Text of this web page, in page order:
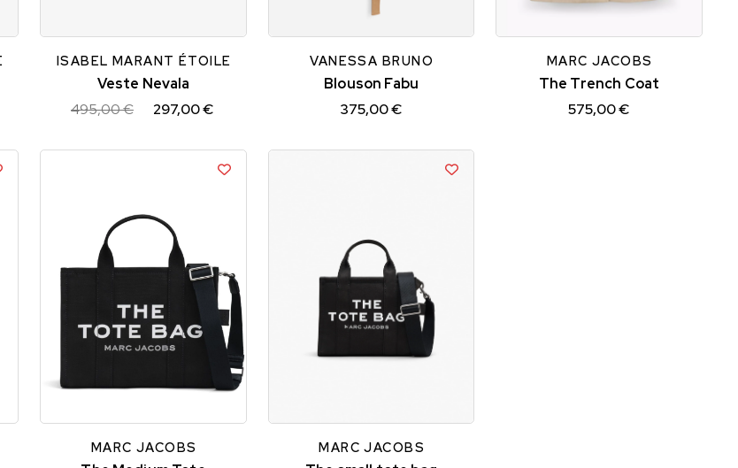
ISABEL MARANT ÉTOILE
Veste Nevala
495,00 €
297,00 €
VANESSA BRUNO
Blouson Fabu
375,00 €
MARC JACOBS
The Trench Coat
575,00 €
XS
MARC JACOBS MARC JACOBS